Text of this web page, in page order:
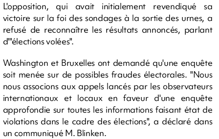
L'opposition, qui avait initialement revendiqué sa
victoire sur la foi des sondages à la sortie des urnes, a
refusé de reconnaître les résultats annoncés, parlant
d'"élections volées".
Washington et Bruxelles ont demandé qu'une enquête
soit menée sur de possibles fraudes électorales. "Nous
nous associons aux appels lancés par les observateurs
internationaux et locaux en faveur d'une enquête
approfondie sur toutes les informations faisant état de
violations dans le cadre des élections", a déclaré dans
un communiqué M. Blinken.